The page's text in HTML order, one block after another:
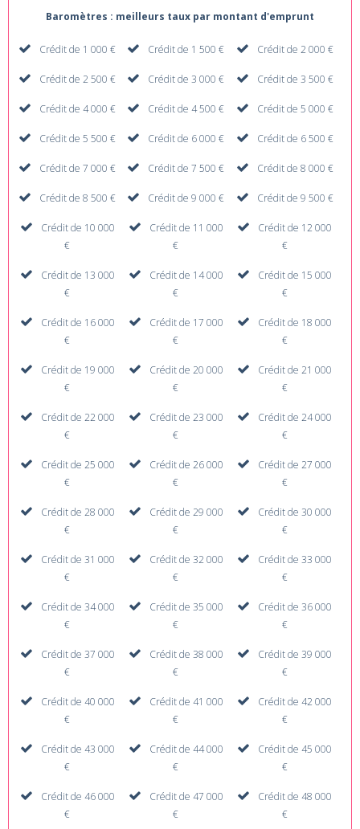
Baromètres : meilleurs taux par montant d'emprunt
Crédit de 1 000 € Crédit de 1 500 € Crédit de 2 000 €
Crédit de 2 500 € Crédit de 3 000 € Crédit de 3 500 €
Crédit de 4 000 € Crédit de 4 500 € Crédit de 5 000 €
Crédit de 5 500 € Crédit de 6 000 € Crédit de 6 500 €
Crédit de 7 000 € Crédit de 7 500 € Crédit de 8 000 €
Crédit de 8 500 € Crédit de 9 000 € Crédit de 9 500 €
Crédit de 10 000
€
Crédit de 11 000
€
Crédit de 12 000
€
Crédit de 13 000
€
Crédit de 14 000
€
Crédit de 15 000
€
Crédit de 16 000
€
Crédit de 17 000
€
Crédit de 18 000
€
Crédit de 19 000
€
Crédit de 20 000
€
Crédit de 21 000
€
Crédit de 22 000
€
Crédit de 23 000
€
Crédit de 24 000
€
Crédit de 25 000
€
Crédit de 26 000
€
Crédit de 27 000
€
Crédit de 28 000
€
Crédit de 29 000
€
Crédit de 30 000
€
Crédit de 31 000
€
Crédit de 32 000
€
Crédit de 33 000
€
Crédit de 34 000
€
Crédit de 35 000
€
Crédit de 36 000
€
Crédit de 37 000
€
Crédit de 38 000
€
Crédit de 39 000
€
Crédit de 40 000
€
Crédit de 41 000
€
Crédit de 42 000
€
Crédit de 43 000
€
Crédit de 44 000
€
Crédit de 45 000
€
Crédit de 46 000
€
Crédit de 47 000
€
Crédit de 48 000
€